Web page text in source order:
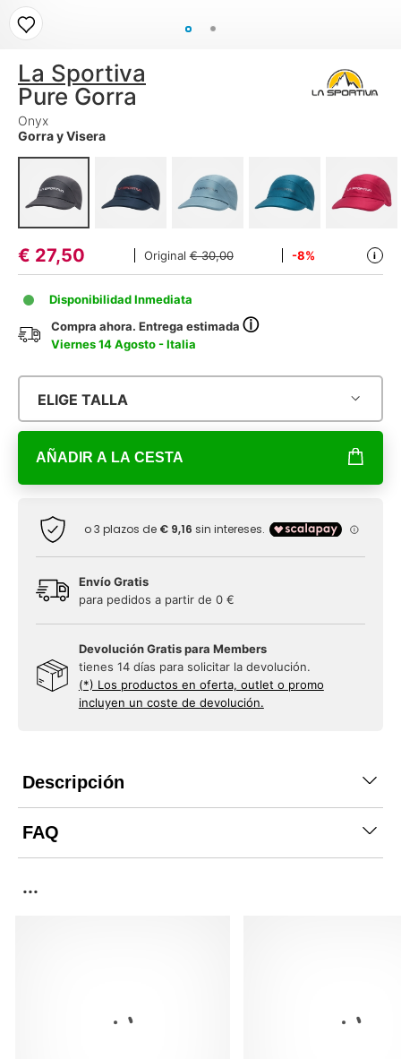
La Sportiva
Pure Gorra
Onyx
Gorra y Visera
€ 27,50 Original€ 30,00 -8% i
Disponibilidad Inmediata
Compra ahora. Entrega estimadaⓘ
Viernes 14 Agosto - Italia
ELIGE TALLA
AÑADIR A LA CESTA
Envío Gratis
para pedidos a partir de 0 €
Devolución Gratis para Members
tienes 14 días para solicitar la devolución.
(*) Los productos en oferta, outlet o promo
incluyen un coste de devolución.
Descripción
FAQ
...